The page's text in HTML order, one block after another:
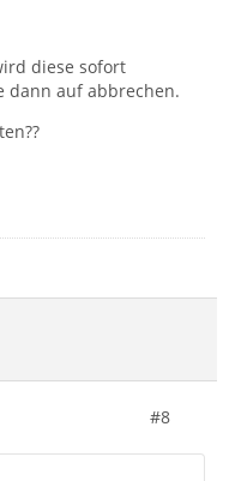
diese sofort
dann auf abbrechen.
#8